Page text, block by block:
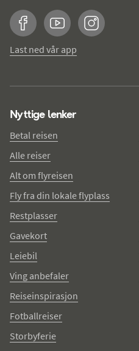
FacebookYouTubeInstagram
Last ned vår app
Nyttige lenker
Betal reisen
Alle reiser
Alt om flyreisen
Fly fra din lokale flyplass
Restplasser
Gavekort
Leiebil
Ving anbefaler
Reiseinspirasjon
Fotballreiser
Storbyferie